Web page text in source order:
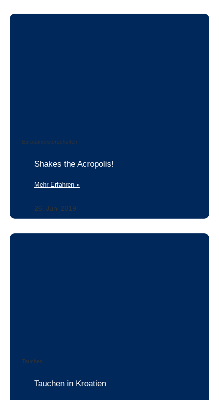
Europameisterschaften
Shakes the Acropolis!
Mehr Erfahren »
26. Juni 2019
Tauchen
Tauchen in Kroatien